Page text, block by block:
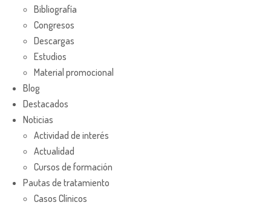
Bibliografía
Congresos
Descargas
Estudios
Material promocional
Blog
Destacados
Noticias
Actividad de interés
Actualidad
Cursos de formación
Pautas de tratamiento
Casos Clínicos